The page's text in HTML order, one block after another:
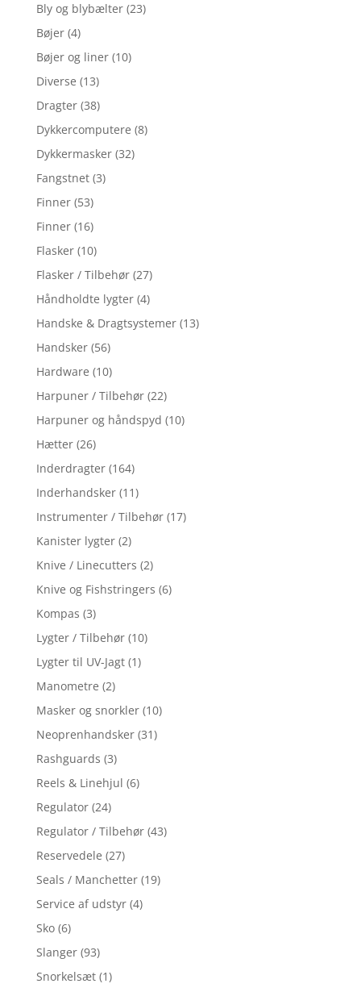
Bly og blybælter (23)
Bøjer (4)
Bøjer og liner (10)
Diverse (13)
Dragter (38)
Dykkercomputere (8)
Dykkermasker (32)
Fangstnet (3)
Finner (53)
Finner (16)
Flasker (10)
Flasker / Tilbehør (27)
Håndholdte lygter (4)
Handske & Dragtsystemer (13)
Handsker (56)
Hardware (10)
Harpuner / Tilbehør (22)
Harpuner og håndspyd (10)
Hætter (26)
Inderdragter (164)
Inderhandsker (11)
Instrumenter / Tilbehør (17)
Kanister lygter (2)
Knive / Linecutters (2)
Knive og Fishstringers (6)
Kompas (3)
Lygter / Tilbehør (10)
Lygter til UV-Jagt (1)
Manometre (2)
Masker og snorkler (10)
Neoprenhandsker (31)
Rashguards (3)
Reels & Linehjul (6)
Regulator (24)
Regulator / Tilbehør (43)
Reservedele (27)
Seals / Manchetter (19)
Service af udstyr (4)
Sko (6)
Slanger (93)
Snorkelsæt (1)